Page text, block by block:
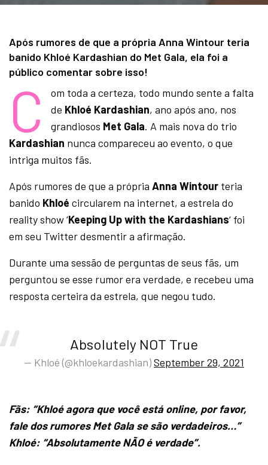
Após rumores de que a própria Anna Wintour teria
banido Khloé Kardashian do Met Gala, ela foi a
público comentar sobre isso!
C
om toda a certeza, todo mundo sente a falta
de Khloé Kardashian, ano após ano, nos
grandiosos Met Gala. A mais nova do trio
Kardashian nunca compareceu ao evento, o que
intriga muitos fãs.
Após rumores de que a própriaAnna Wintour teria
banido Khloécircularem na internet, a estrela do
reality show ‘Keeping Up with the Kardashians‘ foi
em seu Twitter desmentir a afirmação.
Durante uma sessão de perguntas de seus fãs, um
perguntou se esse rumor era verdade, e recebeu uma
resposta certeira da estrela, que negou tudo.
Absolutely NOT True
— Khloé (@khloekardashian)September 29, 2021
Fãs: “Khloé agora que você está online, por favor,
fale dos rumores Met Gala se são verdadeiros…”
Khloé: “Absolutamente NÃO é verdade”.